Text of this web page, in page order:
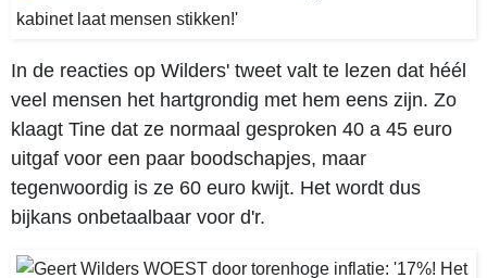
In de reacties op Wilders' tweet valt te lezen dat héél
veel mensen het hartgrondig met hem eens zijn. Zo
klaagt Tine dat ze normaal gesproken 40 a 45 euro
uitgaf voor een paar boodschapjes, maar
tegenwoordig is ze 60 euro kwijt. Het wordt dus
bijkans onbetaalbaar voor d'r.